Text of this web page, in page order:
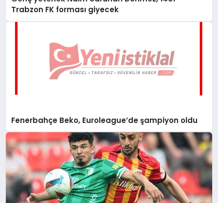
Trabzon FK forması giyecek
Fenerbahçe Beko, Euroleague’de şampiyon oldu